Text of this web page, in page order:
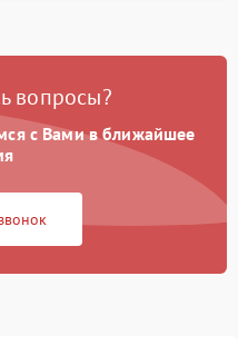
вопросы?
с Вами в ближайшее